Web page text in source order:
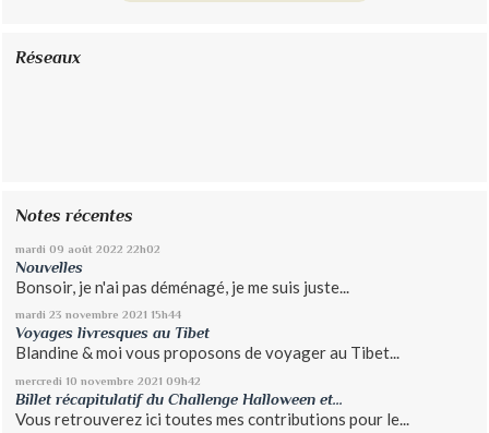
Réseaux
Notes récentes
mardi 09 août 2022 22h02
Nouvelles
Bonsoir, je n'ai pas déménagé, je me suis juste...
mardi 23 novembre 2021 15h44
Voyages livresques au Tibet
Blandine & moi vous proposons de voyager au Tibet...
mercredi 10 novembre 2021 09h42
Billet récapitulatif du Challenge Halloween et...
Vous retrouverez ici toutes mes contributions pour le...